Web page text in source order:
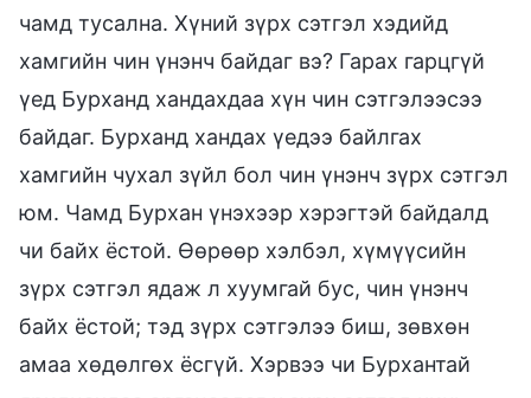
чамд тусална. Хүний зүрх сэтгэл хэдийд
хамгийн чин үнэнч байдаг вэ? Гарах гарцгүй
үед Бурханд хандахдаа хүн чин сэтгэлээсээ
байдаг. Бурханд хандах үедээ байлгах
хамгийн чухал зүйл бол чин үнэнч зүрх сэтгэл
юм. Чамд Бурхан үнэхээр хэрэгтэй байдалд
чи байх ёстой. Өөрөөр хэлбэл, хүмүүсийн
зүрх сэтгэл ядаж л хуумгай бус, чин үнэнч
байх ёстой; тэд зүрх сэтгэлээ биш, зөвхөн
амаа хөдөлгөх ёсгүй. Хэрвээ чи Бурхантай